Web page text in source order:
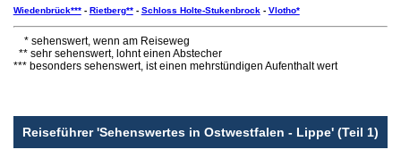
Wiedenbrück***- Rietberg**- Schloss Holte-Stukenbrock- Vlotho*
* sehenswert, wenn am Reiseweg
** sehr sehenswert, lohnt einen Abstecher
*** besonders sehenswert, ist einen mehrstündigen Aufenthalt wert
Reiseführer 'Sehenswertes in Ostwestfalen - Lippe' (Teil 1)